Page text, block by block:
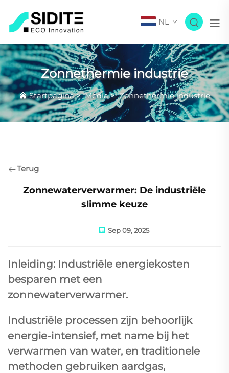
NL
Zonnethermie industrie
Startpagina>Media>Zonnethermie industrie
Terug
Zonnewaterverwarmer: De industriële
slimme keuze
Sep 09, 2025
Inleiding: Industriële energiekosten
besparen met een
zonnewaterverwarmer.
Industriële processen zijn behoorlijk
energie-intensief, met name bij het
verwarmen van water, en traditionele
methoden gebruiken aardgas,